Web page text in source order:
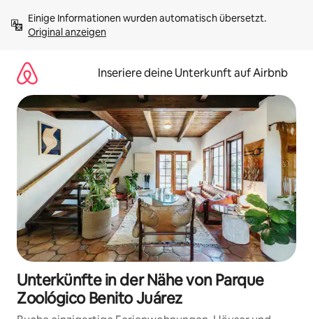
Inhalten
springenOriginal anzeigen
Inseriere deine Unterkunft auf Airbnb
Unterkünfte in der Nähe von Parque
Zoológico Benito Juárez